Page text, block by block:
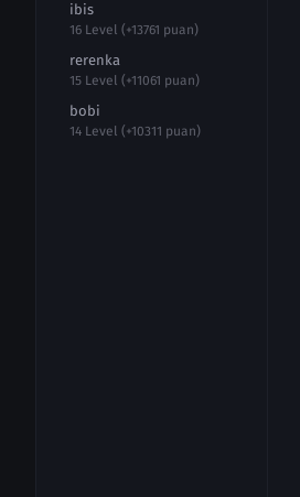
ibis
16 Level (+13761 puan)
rerenka
15 Level (+11061 puan)
bobi
14 Level (+10311 puan)